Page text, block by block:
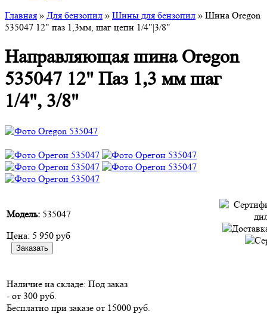
Главная » Для бензопил » Шины для бензопил » Шина Oregon
535047 12" паз 1,3мм, шаг цепи 1/4"|3/8"
Направляющая шина Oregon
535047 12" Паз 1,3 мм шаг
1/4", 3/8"
Модель: 535047
Цена: 5 950 руб
Наличие на складе: Под заказ
- от 300 руб.
Бесплатно при заказе от 15000 руб.